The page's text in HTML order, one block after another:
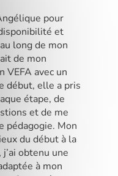
pour
et
long de mon
de mon
VEFA avec un
début, elle a pris
étape, de
et de me
pédagogie. Mon
du début à la
j’ai obtenu une
à mon